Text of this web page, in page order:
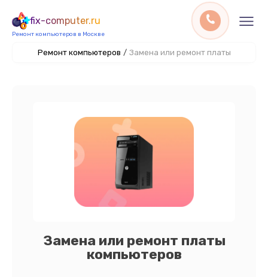
fix-computer.ru
Ремонт компьютеров в Москве
Ремонт компьютеров / Замена или ремонт платы
Замена или ремонт платы
компьютеров